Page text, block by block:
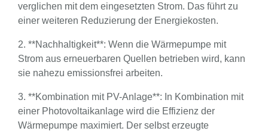
verglichen mit dem eingesetzten Strom. Das führt zu
einer weiteren Reduzierung der Energiekosten.
2. **Nachhaltigkeit**: Wenn die Wärmepumpe mit
Strom aus erneuerbaren Quellen betrieben wird, kann
sie nahezu emissionsfrei arbeiten.
3. **Kombination mit PV-Anlage**: In Kombination mit
einer Photovoltaikanlage wird die Effizienz der
Wärmepumpe maximiert. Der selbst erzeugte